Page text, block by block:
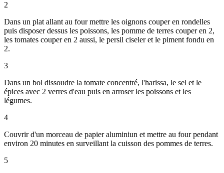
2
Dans un plat allant au four mettre les oignons couper en rondelles
puis disposer dessus les poissons, les pomme de terres couper en 2,
les tomates couper en 2 aussi, le persil ciseler et le piment fondu en
2.
3
Dans un bol dissoudre la tomate concentré, l'harissa, le sel et le
épices avec 2 verres d'eau puis en arroser les poissons et les
légumes.
4
Couvrir d'un morceau de papier aluminiun et mettre au four pendant
environ 20 minutes en surveillant la cuisson des pommes de terres.
5